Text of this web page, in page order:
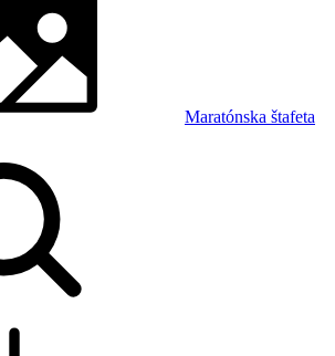
Maratónska štafeta